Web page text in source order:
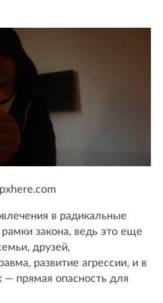
pxhere.com
в радикальные
закона, ведь это еще
друзей,
развитие агрессии, и в
— прямая опасность для